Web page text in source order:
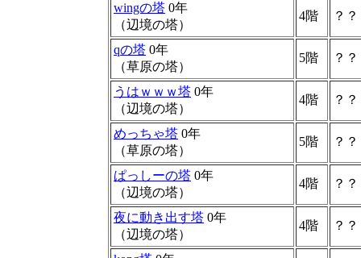
wingの塔 0年
（辺境の塔）
4階 ？
qの塔 0年
（草原の塔）
5階 ？
うはｗｗｗ塔 0年
（辺境の塔）
4階 ？
めっちゃ塔 0年
（草原の塔）
5階 ？
ぱっしーの塔 0年
（辺境の塔）
4階 ？
夜に動き出す塔 0年
（辺境の塔）
4階 ？